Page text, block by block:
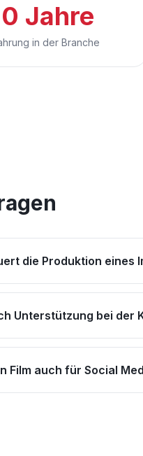
Jahre
in der Branche
die Produktion eines
Unterstützung bei der
Film auch für Social